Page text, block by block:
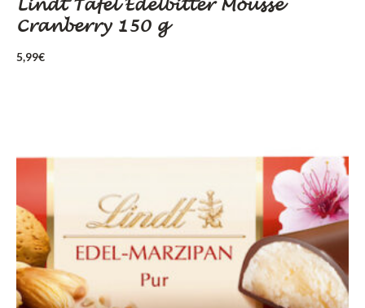
Lindt Tafel Edelbitter Mousse
Cranberry 150 g
5,99€